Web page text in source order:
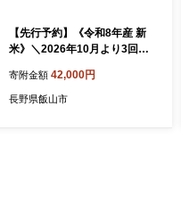
【先行予約】《令和8年産 新
米》＼2026年10月より3回／
培米 『奥信濃の棚田米 実の
里』定期便 5kg×3回 （Ck-0
寄附金額 42,000円
長野県飯山市